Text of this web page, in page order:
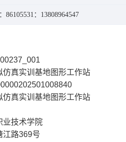
：86105531 ：13808964547
真实训基地图形工作站
真实训基地图形工作站
业技术学院
江路369号